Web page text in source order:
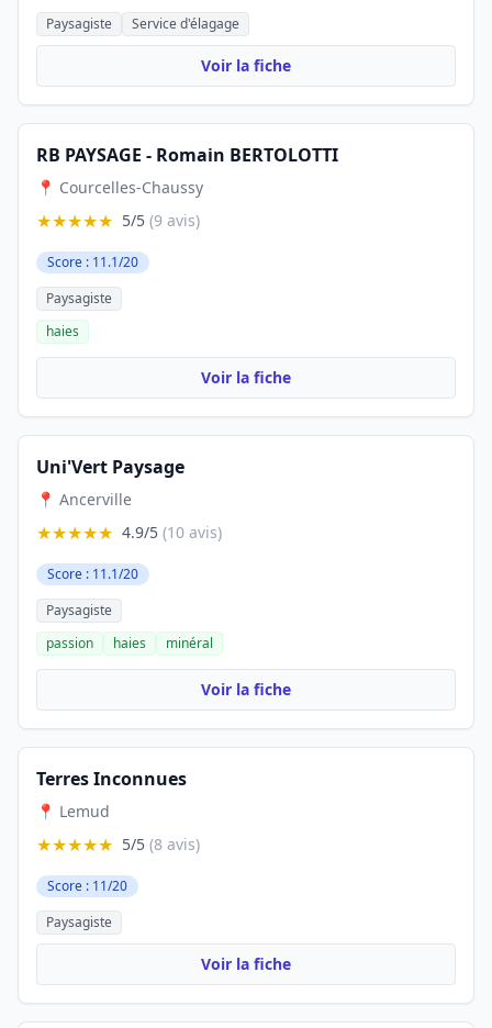
Paysagiste Service d'élagage
Voir la fiche
RB PAYSAGE - Romain BERTOLOTTI
📍 Courcelles-Chaussy
★★★★★ 5/5 (9 avis)
Score : 11.1/20
Paysagiste
haies
Voir la fiche
Uni'Vert Paysage
📍 Ancerville
★★★★★ 4.9/5 (10 avis)
Score : 11.1/20
Paysagiste
passion
haies minéral
Voir la fiche
Terres Inconnues
📍 Lemud
★★★★★ 5/5 (8 avis)
Score : 11/20
Paysagiste
Voir la fiche